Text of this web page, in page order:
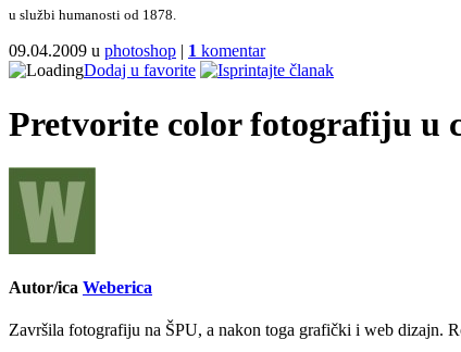
u službi humanosti od 1878.
09.04.2009 u photoshop | 1 komentar
Dodaj u favorite
Pretvorite color fotografiju u
Autor/ica Weberica
Završila fotografiju na ŠPU, a nakon toga grafički i web dizajn.